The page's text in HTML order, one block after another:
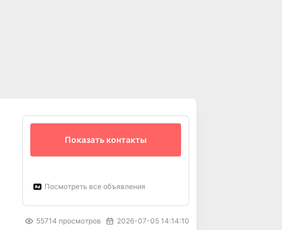
Показать контакты
Посмотреть все объявления
55714 просмотров 2026-07-05 14:14:10